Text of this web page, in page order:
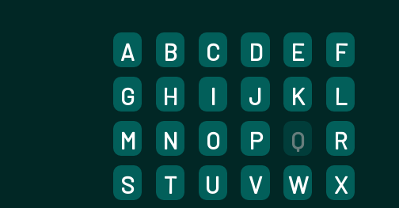
A B C D E
F
G
H I J K
L
M
N O P Q
R
S
T U V W
X